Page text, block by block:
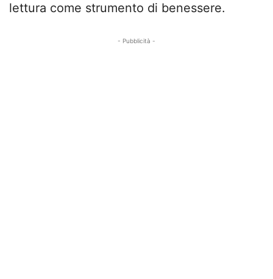
lettura come strumento di benessere.
- Pubblicità -